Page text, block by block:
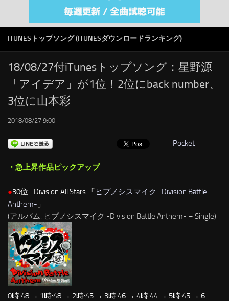
RSS
LINKS
ITUNESトップソング (ITUNESダウンロードランキング)
18/08/27付iTunesトップソング：星野源
「アイデア」が1位！2位にback number、
3位に山本彩
2018/08/27 9:00
Pocket
・急上昇作品ピックアップ
●30位…Division All Stars 「 ヒプノシスマイク -Division Battle
Anthem- 」
(アルバム: ヒプノシスマイク -Division Battle Anthem- – Single)
0時:48 → 1時:48 → 2時:45 → 3時:46 → 4時:44 → 5時:45 → 6